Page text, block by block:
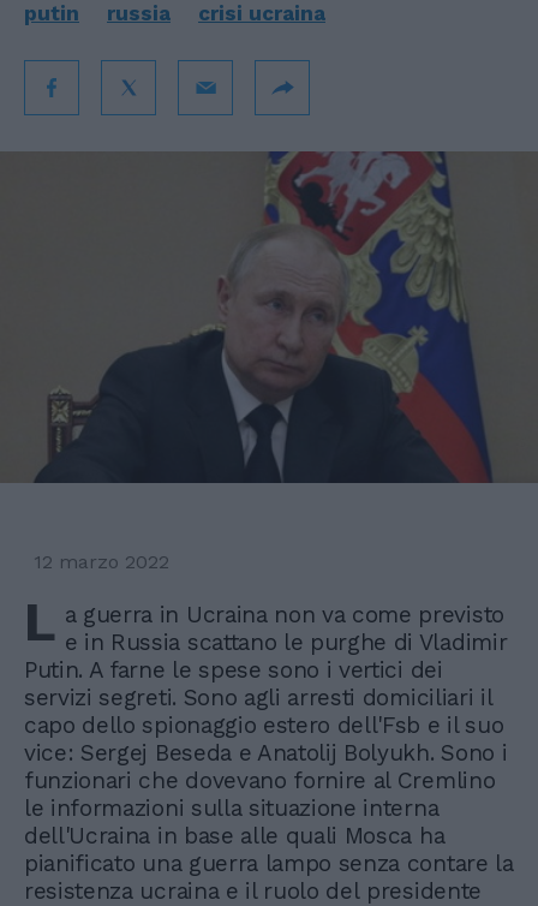
putin russia crisi ucraina
12 marzo 2022
L a guerra in Ucraina non va come previsto
e in Russia scattano le purghe di Vladimir
Putin. A farne le spese sono i vertici dei
servizi segreti. Sono agli arresti domiciliari il
capo dello spionaggio estero dell'Fsb e il suo
vice: Sergej Beseda e Anatolij Bolyukh. Sono i
funzionari che dovevano fornire al Cremlino
le informazioni sulla situazione interna
dell'Ucraina in base alle quali Mosca ha
pianificato una guerra lampo senza contare la
resistenza ucraina e il ruolo del presidente